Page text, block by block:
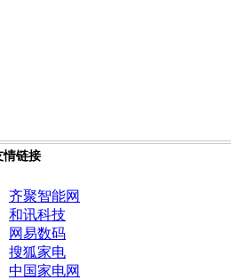
情链接
齐聚智能网
和讯科技
网易数码
搜狐家电
中国家电网